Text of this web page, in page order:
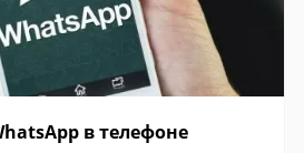
в телефоне